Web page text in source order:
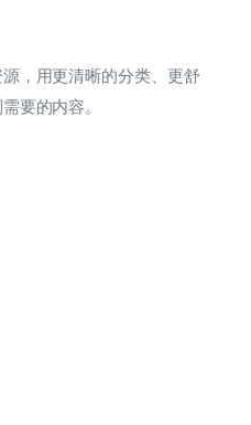
，用更清晰的分类、更舒
要的内容。